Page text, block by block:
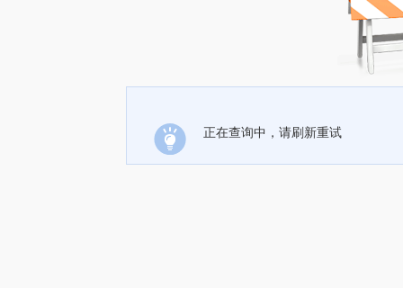
正在查询中，请刷新重试